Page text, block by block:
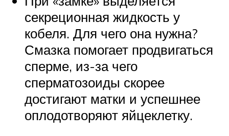
секреционная жидкость у
кобеля. Для чего она нужна?
Смазка помогает продвигаться
сперме, из-за чего
сперматозоиды скорее
достигают матки и успешнее
оплодотворяют яйцеклетку.